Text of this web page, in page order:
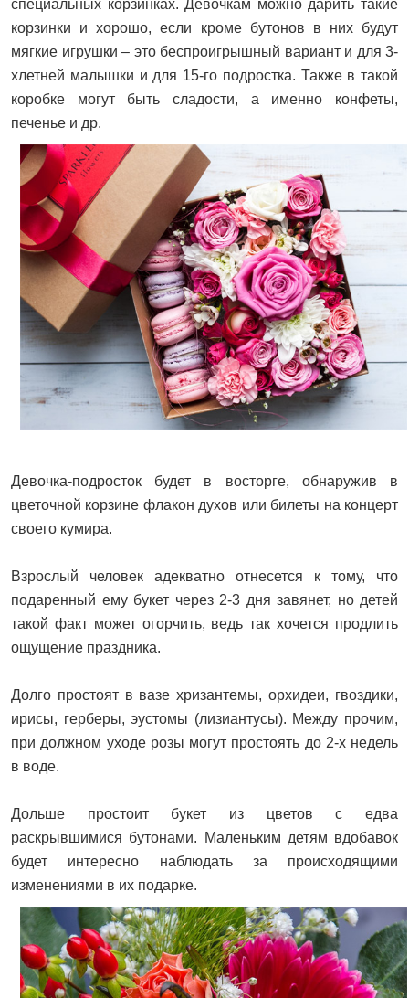
специальных корзинках. Девочкам можно дарить такие
корзинки и хорошо, если кроме бутонов в них будут
мягкие игрушки – это беспроигрышный вариант и для 3-
хлетней малышки и для 15-го подростка. Также в такой
коробке могут быть сладости, а именно конфеты,
печенье и др.
Девочка-подросток будет в восторге, обнаружив в
цветочной корзине флакон духов или билеты на концерт
своего кумира.
Взрослый человек адекватно отнесется к тому, что
подаренный ему букет через 2-3 дня завянет, но детей
такой факт может огорчить, ведь так хочется продлить
ощущение праздника.
Долго простоят в вазе хризантемы, орхидеи, гвоздики,
ирисы, герберы, эустомы (лизиантусы). Между прочим,
при должном уходе розы могут простоять до 2-х недель
в воде.
Дольше простоит букет из цветов с едва
раскрывшимися бутонами. Маленьким детям вдобавок
будет интересно наблюдать за происходящими
изменениями в их подарке.